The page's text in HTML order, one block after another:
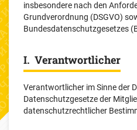
insbesondere nach den
Grundverordnung (DSGVO)
Bundesdatenschutzgesetzes
I. Verantwortlicher
Verantwortlicher im Sinne der
Datenschutzgesetze der
datenschutzrechtlicher